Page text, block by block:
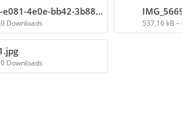
2fc02e43-e081-4e0e-bb42-3b88817b8893.jpeg
Downloads 537,16 kB
Downloads